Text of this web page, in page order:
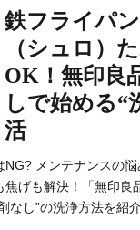
鉄フライパ
（シュロ）
OK！無印良
しで始める“
活
NG? メンテナンスの
焦げも解決！「無印良
なし”の洗浄方法を紹介